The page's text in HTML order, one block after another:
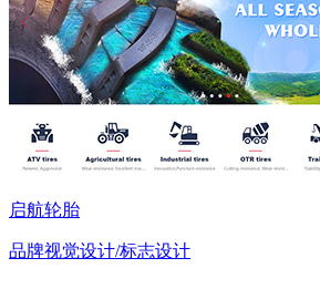
启航轮胎
品牌视觉设计/标志设计